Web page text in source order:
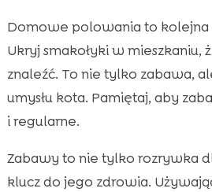
Domowe polowania to kolejna
Ukryj smakołyki w mieszkaniu,
znaleźć. To nie tylko zabawa,
umysłu kota. Pamiętaj, aby
i regularne.
Zabawy to nie tylko rozrywka
klucz do jego zdrowia.